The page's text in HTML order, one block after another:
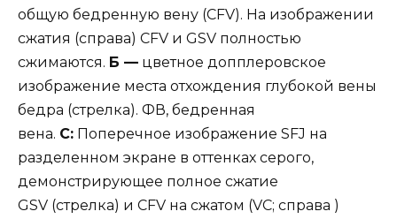
общую бедренную вену (CFV). На изображении
сжатия (справа) CFV и GSV полностью
сжимаются. Б — цветное допплеровское
изображение места отхождения глубокой вены
бедра (стрелка). ФВ, бедренная
вена. C: Поперечное изображение SFJ на
разделенном экране в оттенках серого,
демонстрирующее полное сжатие
GSV (стрелка) и CFV на сжатом (VC; справа )